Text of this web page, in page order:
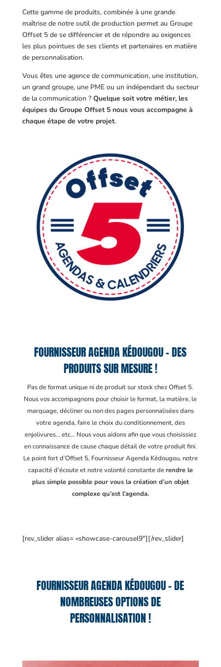
Cette gamme de produits, combinée à une grande
maîtrise de notre outil de production permet au Groupe
Offset 5 de se différencier et de répondre au exigences
les plus pointues de ses clients et partenaires en matière
de personnalisation.
Vous êtes une agence de communication, une institution,
un grand groupe, une PME ou un indépendant du secteur
de la communication ? Quelque soit votre métier, les
équipes du Groupe Offset 5 nous vous accompagne à
chaque étape de votre projet.
FOURNISSEUR AGENDA KÉDOUGOU – DES
PRODUITS SUR MESURE !
Pas de format unique ni de produit sur stock chez Offset 5.
Nous vos accompagnons pour choisir le format, la matière, le
marquage, décliner ou non des pages personnalisées dans
votre agenda, faire le choix du conditionnement, des
enjolivures… etc… Nous vous aidons afin que vous choisissiez
en connaissance de cause chaque détail de votre produit fini.
Le point fort d’Offset 5, Fournisseur Agenda Kédougou, notre
capacité d’écoute et notre volonté constante derendre le
plus simple possible pour vous la création d’un objet
complexe qu’est l’agenda.
[rev_slider alias= »showcase-carousel9″][/rev_slider]
FOURNISSEUR AGENDA KÉDOUGOU – DE
NOMBREUSES OPTIONS DE
PERSONNALISATION !